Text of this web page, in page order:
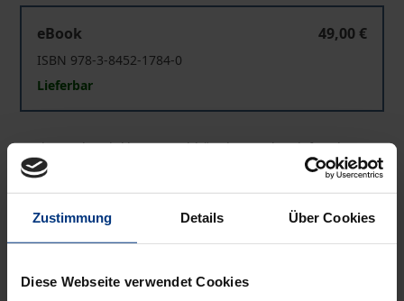
Zustimmung Details Über Cookies
Diese Webseite verwendet Cookies
eBook
49,00 €
ISBN 978-3-8452-1784-0
Lieferbar
Preisangaben inkl. MwSt. Abhängig von der Lieferadresse
kann die MwSt. an der Kasse variieren.
In den Warenkorb
Zur Wunschliste hinzufügen